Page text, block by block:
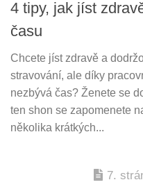
4 tipy, jak jíst
času
Chcete jíst zdravě a
stravování, ale díky
nezbývá čas? Ženete se
ten shon se zapomenete
několika krátkých...
7.